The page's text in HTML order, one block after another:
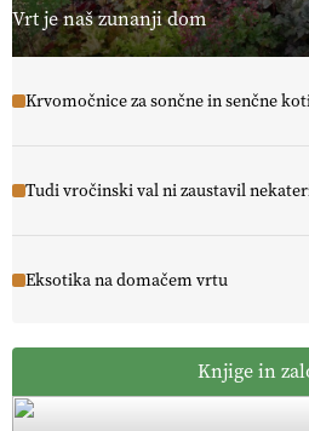
Vrt je naš zunanji dom
Krvomočnice za sončne in senčne
Tudi vročinski val ni zaustavil
Eksotika na domačem vrtu
Knjige in